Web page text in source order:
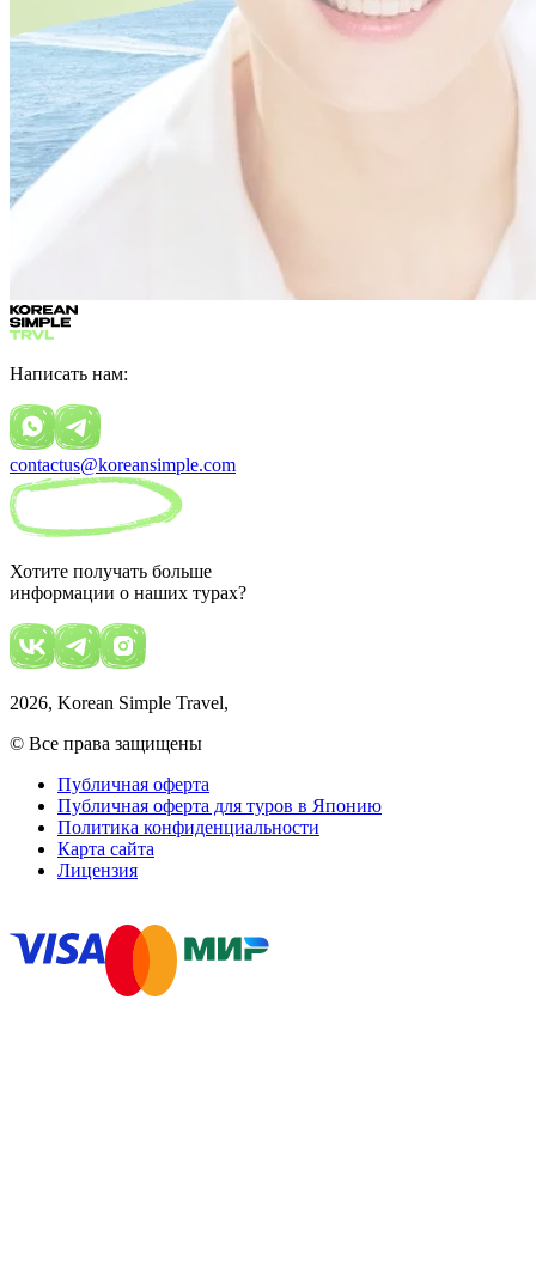
Написать нам:
contactus@koreansimple.com
Хотите получать больше
информации о наших турах?
2026, Korean Simple Travel,
© Все права защищены
Публичная оферта
Публичная оферта для туров в Японию
Политика конфиденциальности
Карта сайта
Лицензия